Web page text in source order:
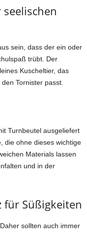
sein, dass der ein oder
trübt. Der
Kuscheltier, das
Tornister passt.
Turnbeutel ausgeliefert
die ohne dieses wichtige
Materials lassen
und in der
für Süßigkeiten
sollten auch immer